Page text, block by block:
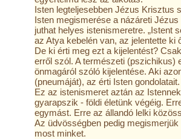
Isten legteljesebben Jézus Krisztus
Isten megismerése a názáreti
juthat helyes istenismeretre. „Istent
az Atya kebelén van, az jelentette ki
De ki érti meg ezt a kijelentést?
erről szól. A természeti (pszichikus)
önmagáról szóló kijelentése. Aki
(pneumáját), az érti Isten gondolatait.
Ez az istenismeret aztán az
gyarapszik - földi életünk végéig.
egymást. Erre az állandó lelki
Az üdvösségben pedig
most minket.